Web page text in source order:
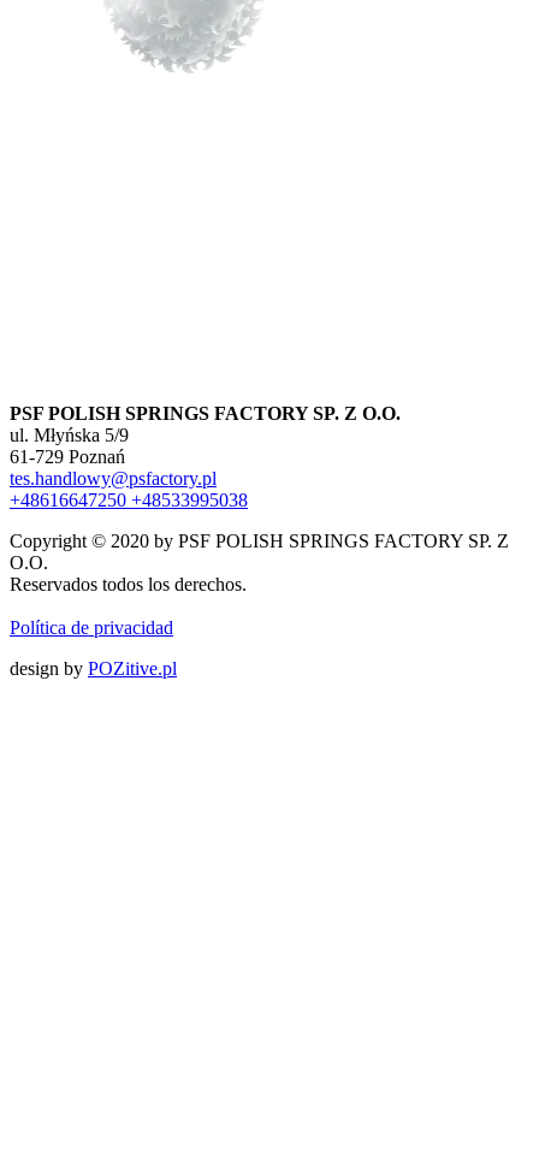
PSF POLISH SPRINGS FACTORY SP. Z O.O.
ul. Młyńska 5/9
61-729 Poznań
tes.handlowy@psfactory.pl
+48616647250 +48533995038
Copyright © 2020 by PSF POLISH SPRINGS FACTORY SP. Z
O.O.
Reservados todos los derechos.
Política de privacidad
design by POZitive.pl